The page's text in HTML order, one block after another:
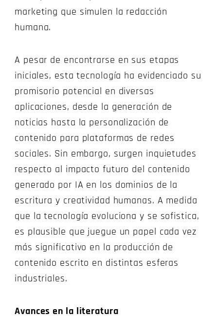
marketing que simulen la redacción
humana.
A pesar de encontrarse en sus etapas
iniciales, esta tecnología ha evidenciado su
promisorio potencial en diversas
aplicaciones, desde la generación de
noticias hasta la personalización de
contenido para plataformas de redes
sociales. Sin embargo, surgen inquietudes
respecto al impacto futuro del contenido
generado por IA en los dominios de la
escritura y creatividad humanas. A medida
que la tecnología evoluciona y se sofistica,
es plausible que juegue un papel cada vez
más significativo en la producción de
contenido escrito en distintas esferas
industriales.
Avances en la literatura